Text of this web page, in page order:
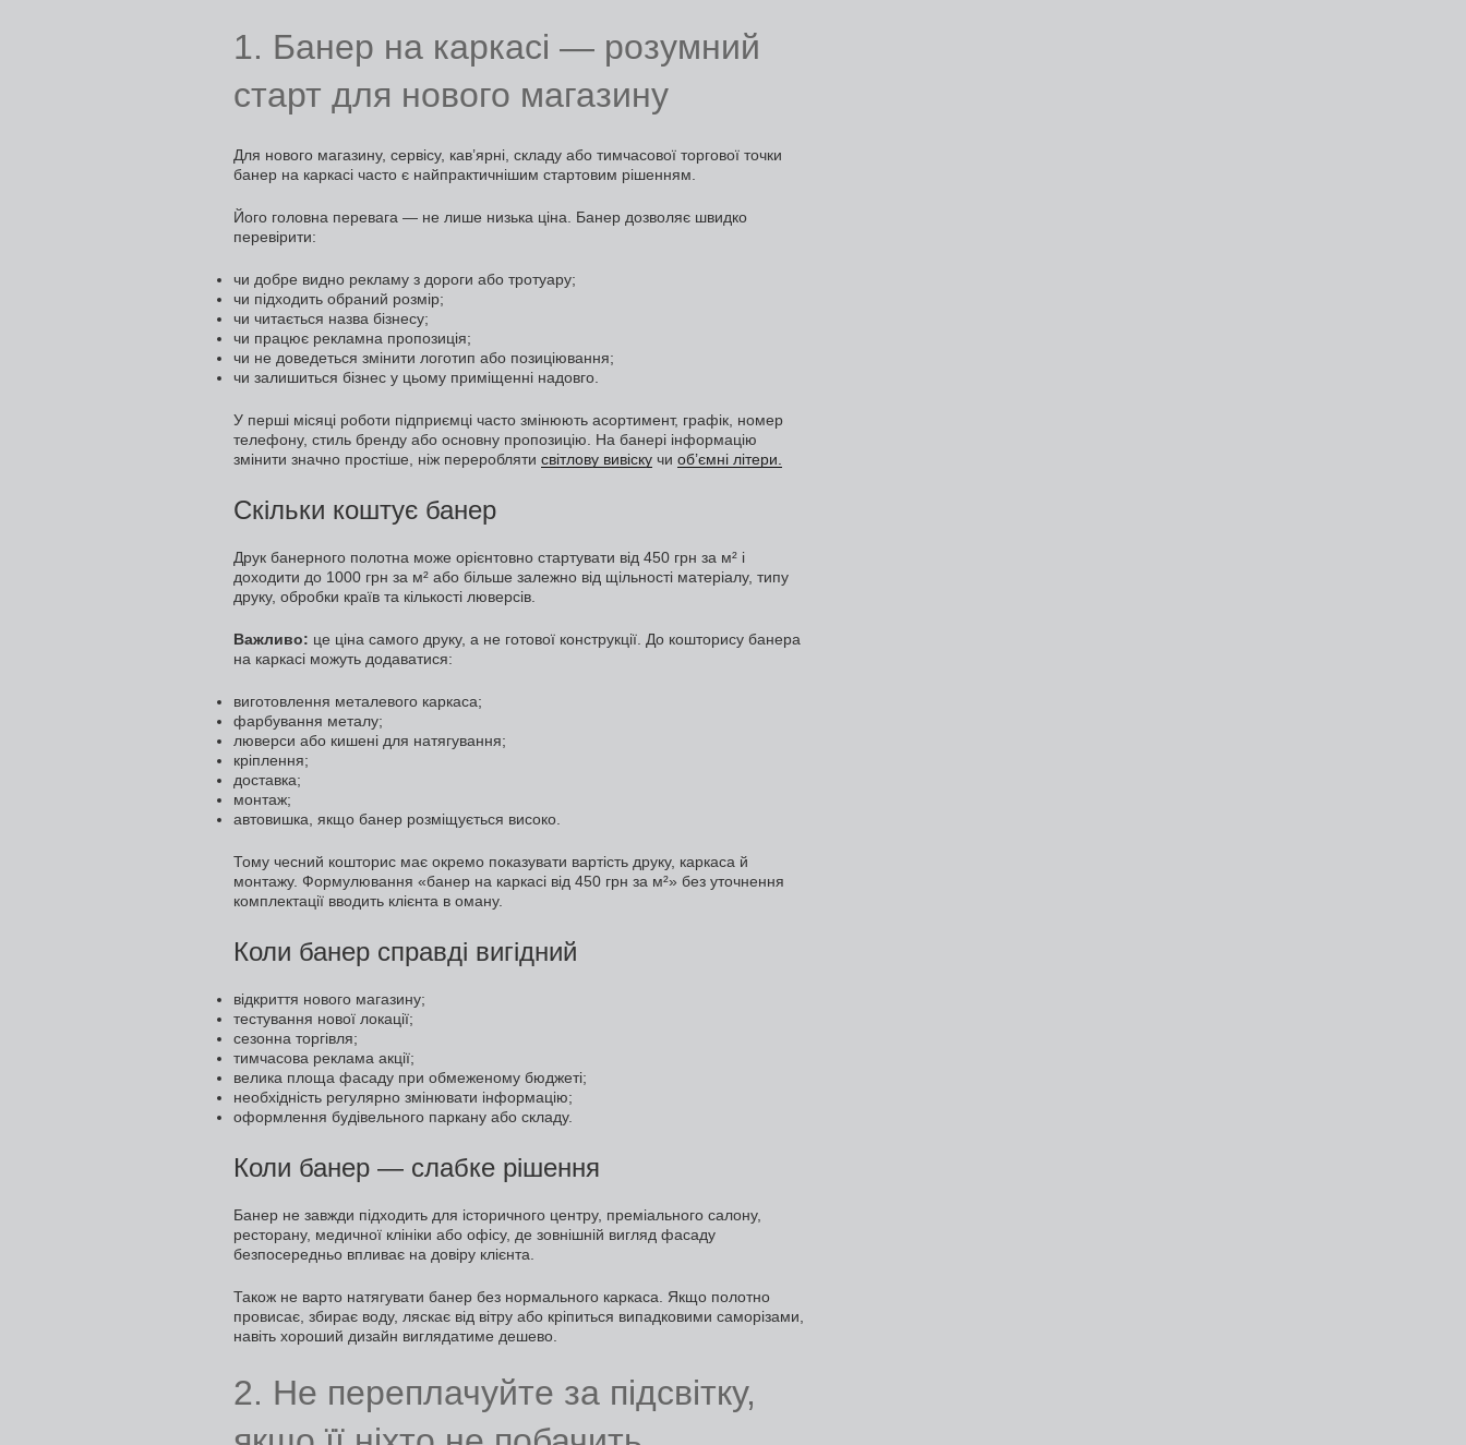
1. Банер на каркасі — розумний
старт для нового магазину
Для нового магазину, сервісу, кав’ярні, складу або тимчасової торгової точки
банер на каркасі часто є найпрактичнішим стартовим рішенням.
Його головна перевага — не лише низька ціна. Банер дозволяє швидко
перевірити:
чи добре видно рекламу з дороги або тротуару;
чи підходить обраний розмір;
чи читається назва бізнесу;
чи працює рекламна пропозиція;
чи не доведеться змінити логотип або позиціювання;
чи залишиться бізнес у цьому приміщенні надовго.
У перші місяці роботи підприємці часто змінюють асортимент, графік, номер
телефону, стиль бренду або основну пропозицію. На банері інформацію
змінити значно простіше, ніж переробляти світлову вивіску чи об’ємні літери.
Скільки коштує банер
Друк банерного полотна може орієнтовно стартувати від 450 грн за м² і
доходити до 1000 грн за м² або більше залежно від щільності матеріалу, типу
друку, обробки країв та кількості люверсів.
Важливо: це ціна самого друку, а не готової конструкції. До кошторису банера
на каркасі можуть додаватися:
виготовлення металевого каркаса;
фарбування металу;
люверси або кишені для натягування;
кріплення;
доставка;
монтаж;
автовишка, якщо банер розміщується високо.
Тому чесний кошторис має окремо показувати вартість друку, каркаса й
монтажу. Формулювання «банер на каркасі від 450 грн за м²» без уточнення
комплектації вводить клієнта в оману.
Коли банер справді вигідний
відкриття нового магазину;
тестування нової локації;
сезонна торгівля;
тимчасова реклама акції;
велика площа фасаду при обмеженому бюджеті;
необхідність регулярно змінювати інформацію;
оформлення будівельного паркану або складу.
Коли банер — слабке рішення
Банер не завжди підходить для історичного центру, преміального салону,
ресторану, медичної клініки або офісу, де зовнішній вигляд фасаду
безпосередньо впливає на довіру клієнта.
Також не варто натягувати банер без нормального каркаса. Якщо полотно
провисає, збирає воду, ляскає від вітру або кріпиться випадковими саморізами,
навіть хороший дизайн виглядатиме дешево.
2. Не переплачуйте за підсвітку,